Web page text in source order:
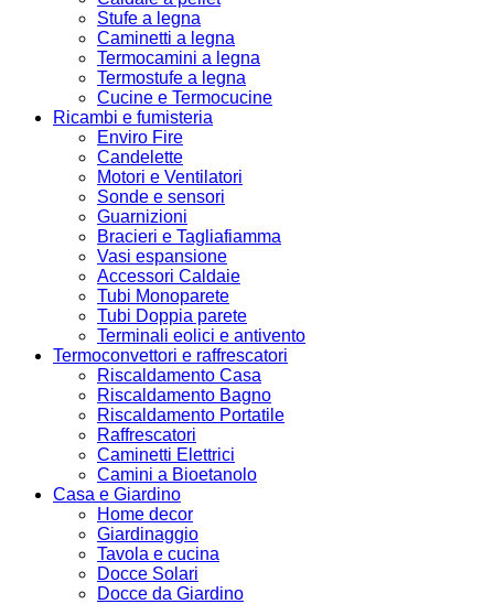
Stufe a legna
Caminetti a legna
Termocamini a legna
Termostufe a legna
Cucine e Termocucine
Ricambi e fumisteria
Enviro Fire
Candelette
Motori e Ventilatori
Sonde e sensori
Guarnizioni
Bracieri e Tagliafiamma
Vasi espansione
Accessori Caldaie
Tubi Monoparete
Tubi Doppia parete
Terminali eolici e antivento
Termoconvettori e raffrescatori
Riscaldamento Casa
Riscaldamento Bagno
Riscaldamento Portatile
Raffrescatori
Caminetti Elettrici
Camini a Bioetanolo
Casa e Giardino
Home decor
Giardinaggio
Tavola e cucina
Docce Solari
Docce da Giardino